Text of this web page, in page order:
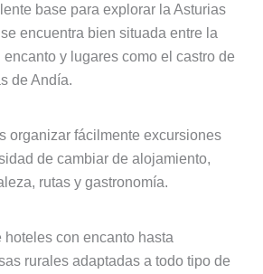
base para explorar la Asturias
encuentra bien situada entre la
y lugares como el castro de
de Andía.
organizar fácilmente excursiones
de cambiar de alojamiento,
rutas y gastronomía.
hoteles con encanto hasta
rurales adaptadas a todo tipo de